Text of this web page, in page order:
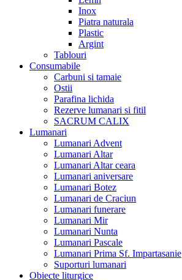
Inox
Piatra naturala
Plastic
Argint
Tablouri
Consumabile
Carbuni si tamaie
Ostii
Parafina lichida
Rezerve lumanari si fitil
SACRUM CALIX
Lumanari
Lumanari Advent
Lumanari Altar
Lumanari Altar ceara
Lumanari aniversare
Lumanari Botez
Lumanari de Craciun
Lumanari funerare
Lumanari Mir
Lumanari Nunta
Lumanari Pascale
Lumanari Prima Sf. Impartasanie
Suporturi lumanari
Obiecte liturgice